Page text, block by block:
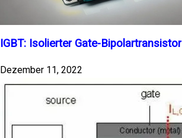
IGBT: Isolierter Gate-Bipolartransistor
Dezember 11, 2022